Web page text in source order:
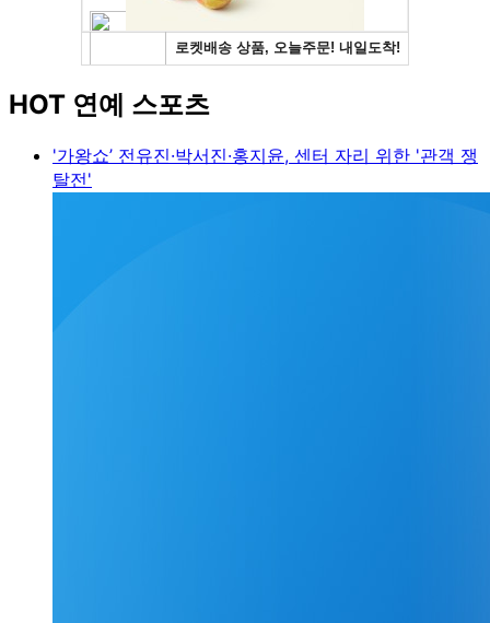
HOT 연예 스포츠
'가왕쇼’ 전유진·박서진·홍지윤, 센터 자리 위한 '관객 쟁
탈전'